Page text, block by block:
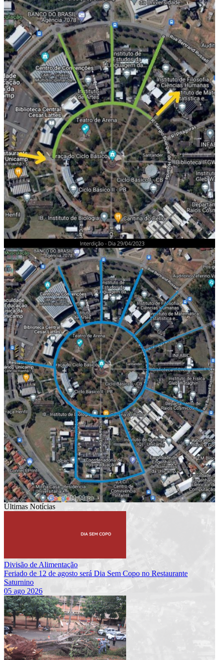
Últimas Notícias
Divisão de Alimentação
Feriado de 12 de agosto será Dia Sem Copo no Restaurante
Saturnino
05 ago 2026